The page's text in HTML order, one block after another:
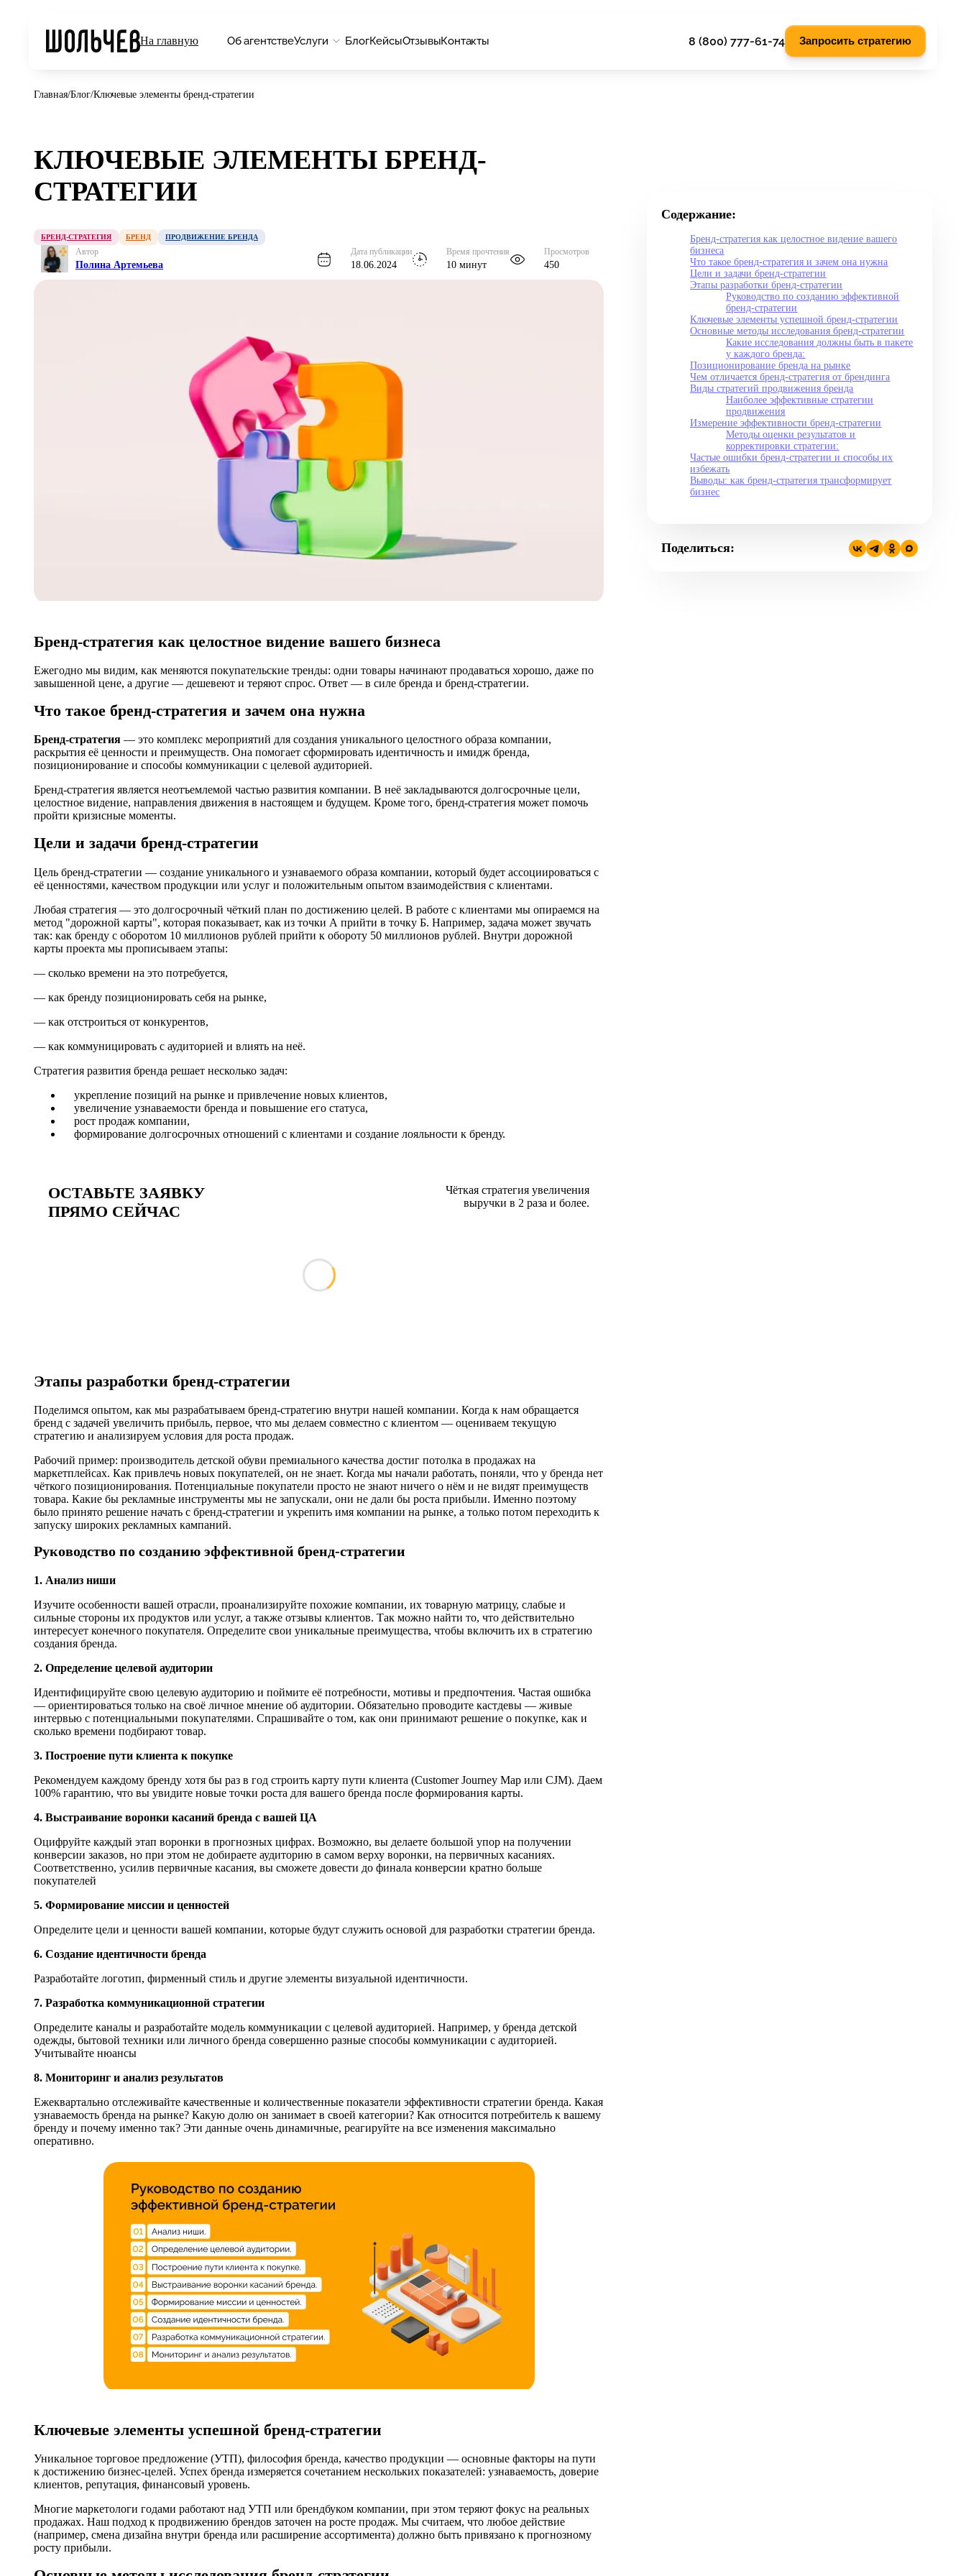
На главную Об агентствеУслуги БлогКейсыОтзывыКонтакты 8 (800) 777-61-74 Запросить стратегию
Главная/Блог/Ключевые элементы бренд-стратегии
КЛЮЧЕВЫЕ ЭЛЕМЕНТЫ БРЕНД-
СТРАТЕГИИ
БРЕНД-СТРАТЕГИЯ БРЕНД ПРОДВИЖЕНИЕ БРЕНДА
Автор
Полина Артемьева
Дата публикации
18.06.2024
Время прочтения
10 минут
Просмотров
450
Бренд-стратегия как целостное видение вашего бизнеса
Ежегодно мы видим, как меняются покупательские тренды: одни товары начинают продаваться хорошо, даже по
завышенной цене, а другие — дешевеют и теряют спрос. Ответ — в силе бренда и бренд-стратегии.
Что такое бренд-стратегия и зачем она нужна
Бренд-стратегия — это комплекс мероприятий для создания уникального целостного образа компании,
раскрытия её ценности и преимуществ. Она помогает сформировать идентичность и имидж бренда,
позиционирование и способы коммуникации с целевой аудиторией.
Бренд-стратегия является неотъемлемой частью развития компании. В неё закладываются долгосрочные цели,
целостное видение, направления движения в настоящем и будущем. Кроме того, бренд-стратегия может помочь
пройти кризисные моменты.
Цели и задачи бренд-стратегии
Цель бренд-стратегии — создание уникального и узнаваемого образа компании, который будет ассоциироваться с
её ценностями, качеством продукции или услуг и положительным опытом взаимодействия с клиентами.
Любая стратегия — это долгосрочный чёткий план по достижению целей. В работе с клиентами мы опираемся на
метод "дорожной карты", которая показывает, как из точки А прийти в точку Б. Например, задача может звучать
так: как бренду с оборотом 10 миллионов рублей прийти к обороту 50 миллионов рублей. Внутри дорожной
карты проекта мы прописываем этапы:
— сколько времени на это потребуется,
— как бренду позиционировать себя на рынке,
— как отстроиться от конкурентов,
— как коммуницировать с аудиторией и влиять на неё.
Стратегия развития бренда решает несколько задач:
укрепление позиций на рынке и привлечение новых клиентов,
увеличение узнаваемости бренда и повышение его статуса,
рост продаж компании,
формирование долгосрочных отношений с клиентами и создание лояльности к бренду.
ОСТАВЬТЕ ЗАЯВКУ
ПРЯМО СЕЙЧАС
Чёткая стратегия увеличения
выручки в 2 раза и более.
Этапы разработки бренд-стратегии
Поделимся опытом, как мы разрабатываем бренд-стратегию внутри нашей компании. Когда к нам обращается
бренд с задачей увеличить прибыль, первое, что мы делаем совместно с клиентом — оцениваем текущую
стратегию и анализируем условия для роста продаж.
Рабочий пример: производитель детской обуви премиального качества достиг потолка в продажах на
маркетплейсах. Как привлечь новых покупателей, он не знает. Когда мы начали работать, поняли, что у бренда нет
чёткого позиционирования. Потенциальные покупатели просто не знают ничего о нём и не видят преимуществ
товара. Какие бы рекламные инструменты мы не запускали, они не дали бы роста прибыли. Именно поэтому
было принято решение начать с бренд-стратегии и укрепить имя компании на рынке, а только потом переходить к
запуску широких рекламных кампаний.
Руководство по созданию эффективной бренд-стратегии
1. Анализ ниши
Изучите особенности вашей отрасли, проанализируйте похожие компании, их товарную матрицу, слабые и
сильные стороны их продуктов или услуг, а также отзывы клиентов. Так можно найти то, что действительно
интересует конечного покупателя. Определите свои уникальные преимущества, чтобы включить их в стратегию
создания бренда.
2. Определение целевой аудитории
Идентифицируйте свою целевую аудиторию и поймите её потребности, мотивы и предпочтения. Частая ошибка
— ориентироваться только на своё личное мнение об аудитории. Обязательно проводите кастдевы — живые
интервью с потенциальными покупателями. Спрашивайте о том, как они принимают решение о покупке, как и
сколько времени подбирают товар.
3. Построение пути клиента к покупке
Рекомендуем каждому бренду хотя бы раз в год строить карту пути клиента (Customer Journey Map или CJM). Даем
100% гарантию, что вы увидите новые точки роста для вашего бренда после формирования карты.
4. Выстраивание воронки касаний бренда с вашей ЦА
Оцифруйте каждый этап воронки в прогнозных цифрах. Возможно, вы делаете большой упор на получении
конверсии заказов, но при этом не добираете аудиторию в самом верху воронки, на первичных касаниях.
Соответственно, усилив первичные касания, вы сможете довести до финала конверсии кратно больше
покупателей
5. Формирование миссии и ценностей
Определите цели и ценности вашей компании, которые будут служить основой для разработки стратегии бренда.
6. Создание идентичности бренда
Разработайте логотип, фирменный стиль и другие элементы визуальной идентичности.
7. Разработка коммуникационной стратегии
Определите каналы и разработайте модель коммуникации с целевой аудиторией. Например, у бренда детской
одежды, бытовой техники или личного бренда совершенно разные способы коммуникации с аудиторией.
Учитывайте нюансы
8. Мониторинг и анализ результатов
Ежеквартально отслеживайте качественные и количественные показатели эффективности стратегии бренда. Какая
узнаваемость бренда на рынке? Какую долю он занимает в своей категории? Как относится потребитель к вашему
бренду и почему именно так? Эти данные очень динамичные, реагируйте на все изменения максимально
оперативно.
Ключевые элементы успешной бренд-стратегии
Уникальное торговое предложение (УТП), философия бренда, качество продукции — основные факторы на пути
к достижению бизнес-целей. Успех бренда измеряется сочетанием нескольких показателей: узнаваемость, доверие
клиентов, репутация, финансовый уровень.
Многие маркетологи годами работают над УТП или брендбуком компании, при этом теряют фокус на реальных
продажах. Наш подход к продвижению брендов заточен на росте продаж. Мы считаем, что любое действие
(например, смена дизайна внутри бренда или расширение ассортимента) должно быть привязано к прогнозному
росту прибыли.
Содержание:
Бренд-стратегия как целостное видение вашего
бизнеса
Что такое бренд-стратегия и зачем она нужна
Цели и задачи бренд-стратегии
Этапы разработки бренд-стратегии
Руководство по созданию эффективной
бренд-стратегии
Ключевые элементы успешной бренд-стратегии
Основные методы исследования бренд-стратегии
Какие исследования должны быть в пакете
у каждого бренда:
Позиционирование бренда на рынке
Чем отличается бренд-стратегия от брендинга
Виды стратегий продвижения бренда
Наиболее эффективные стратегии
продвижения
Измерение эффективности бренд-стратегии
Методы оценки результатов и
корректировки стратегии:
Частые ошибки бренд-стратегии и способы их
избежать
Выводы: как бренд-стратегия трансформирует
бизнес
Поделиться: